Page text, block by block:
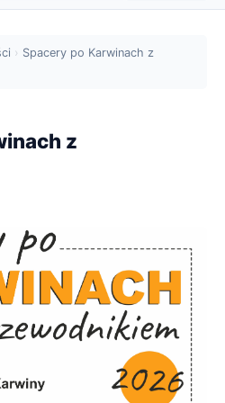
› Spacery po Karwinach z
z